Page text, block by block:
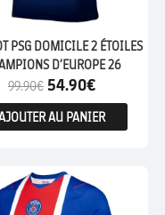
PSG DOMICILE 2 ÉTOILES
D’EUROPE 26
99.90€ 54.90€
AU PANIER